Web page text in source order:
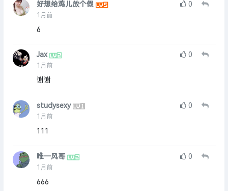
好想给鸡儿放个假
1月前
0
6
Jax
1月前
0
谢谢
studysexy
1月前
0
111
唯一风哥
1月前
0
666